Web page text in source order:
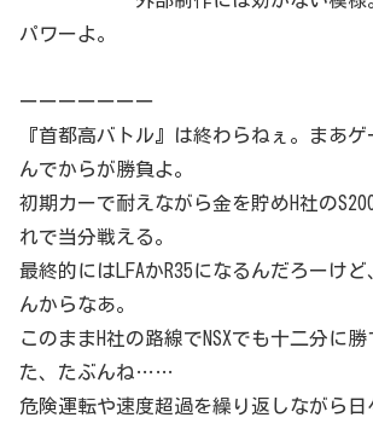
パワーよ。
ーーーーーーー
『首都高バトル』は終わらねぇ。まあ
んでからが勝負よ。
初期カーで耐えながら金を貯めH社の
れで当分戦える。
最終的にはLFAかR35になるんだろーけ
んからなあ。
このままH社の路線でNSXでも十二分に勝
た、たぶんね……
危険運転や速度超過を繰り返しながら日